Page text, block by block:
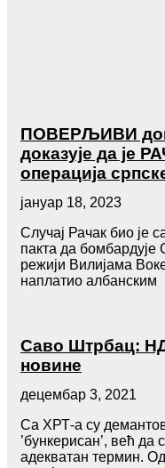
ПОВЕРЉИВИ
доказује да је
операција
јануар 18, 2023
Случај Рачак био је
пакта да
режији Вилијама
наплатио албанским
Саво Штрбац:
новине
децембар 3, 2021
​Са ХРТ-а су
’бункерисан’, већ
адекватан термин.